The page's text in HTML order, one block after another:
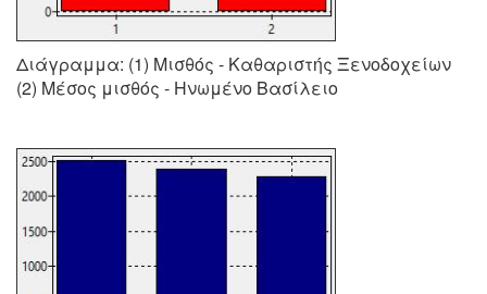
Διάγραμμα: (1) Μισθός - Καθαριστής Ξενοδοχείων
(2) Μέσος μισθός - Ηνωμένο Βασίλειο